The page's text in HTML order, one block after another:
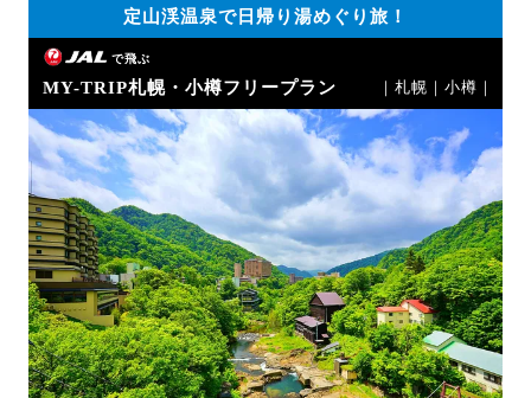
定山渓温泉で日帰り湯めぐり旅！
で飛ぶ
MY-TRIP札幌・小樽フリープラン ｜札幌｜小樽｜